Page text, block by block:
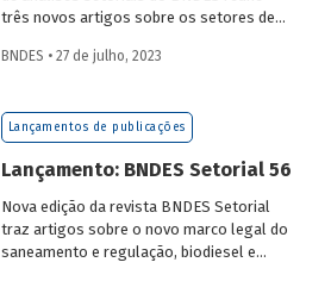
três novos artigos sobre os setores de
defesa. Saiba mais e acesse os estudos
BNDES • 27 de julho, 2023
Lançamentos de publicações
Lançamento: BNDES Setorial 56
Nova edição da revista BNDES Setorial
traz artigos sobre o novo marco legal do
saneamento e regulação, biodiesel e